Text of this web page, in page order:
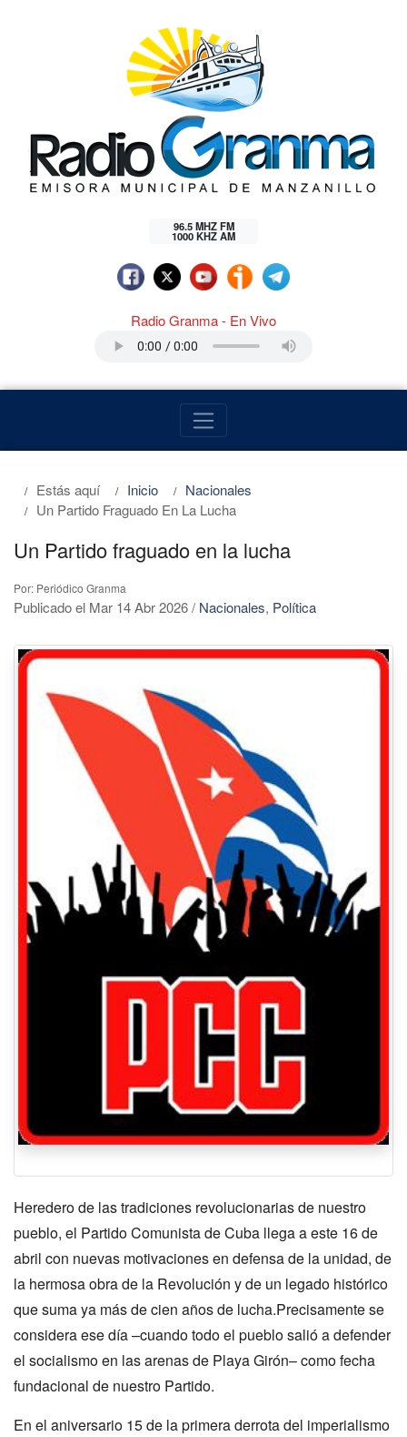
96.5 MHZ FM
1000 KHZ AM
Radio Granma - En Vivo
Estás aquí Inicio
Nacionales
Un Partido Fraguado En La Lucha
Un Partido fraguado en la lucha
Por: Periódico Granma
Publicado el Mar 14 Abr 2026/ Nacionales, Política
Heredero de las tradiciones revolucionarias de nuestro
pueblo, el Partido Comunista de Cuba llega a este 16 de
abril con nuevas motivaciones en defensa de la unidad, de
la hermosa obra de la Revolución y de un legado histórico
que suma ya más de cien años de lucha.Precisamente se
considera ese día –cuando todo el pueblo salió a defender
el socialismo en las arenas de Playa Girón– como fecha
fundacional de nuestro Partido.
En el aniversario 15 de la primera derrota del imperialismo